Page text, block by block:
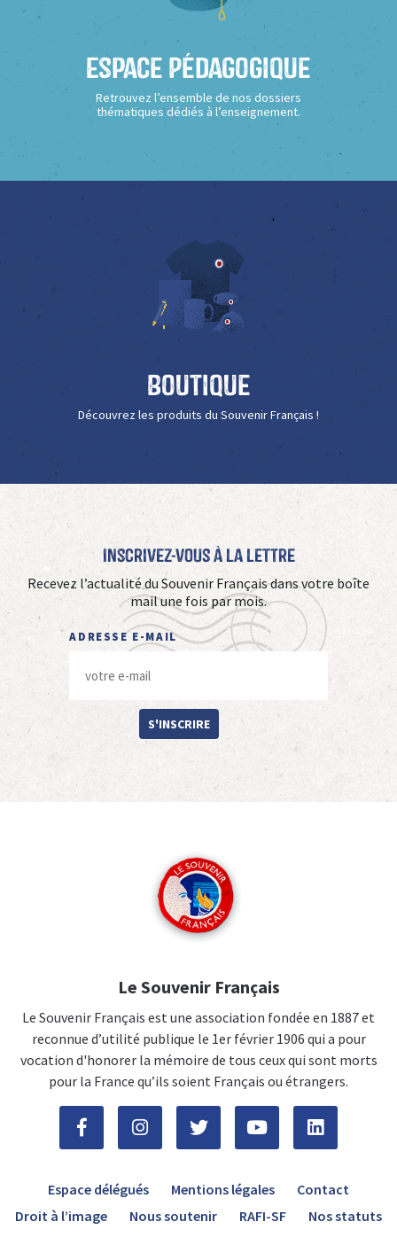
Espace Pédagogique
Retrouvez l’ensemble de nos dossiers
thématiques dédiés à l’enseignement.
Boutique
Découvrez les produits du Souvenir Français !
Inscrivez-vous à La Lettre
Recevez l’actualité du Souvenir Français dans votre boîte
mail une fois par mois.
ADRESSE E-MAIL
S'INSCRIRE
Le Souvenir Français
Le Souvenir Français est une association fondée en 1887 et
reconnue d’utilité publique le 1er février 1906 qui a pour
vocation d'honorer la mémoire de tous ceux qui sont morts
pour la France qu’ils soient Français ou étrangers.
Espace délégués Mentions légales
Contact
Droit à l’image
Nous soutenir RAFI-SF Nos statuts